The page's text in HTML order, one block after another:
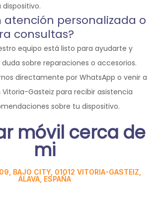
atención personalizada o
consultas?
equipo está listo para ayudarte y
sobre reparaciones o accesorios.
directamente por WhatsApp o venir a
Gasteiz para recibir asistencia
sobre tu dispositivo.
móvil cerca de
mi
BAJO CITY, 01012 VITORIA-GASTEIZ,
ÁLAVA, ESPAÑA